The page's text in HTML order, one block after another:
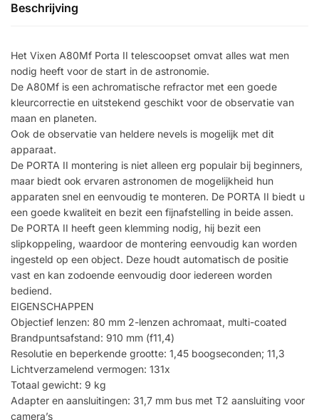
Beschrijving
Het Vixen A80Mf Porta II telescoopset omvat alles wat men
nodig heeft voor de start in de astronomie.
De A80Mf is een achromatische refractor met een goede
kleurcorrectie en uitstekend geschikt voor de observatie van
maan en planeten.
Ook de observatie van heldere nevels is mogelijk met dit
apparaat.
De PORTA II montering is niet alleen erg populair bij beginners,
maar biedt ook ervaren astronomen de mogelijkheid hun
apparaten snel en eenvoudig te monteren. De PORTA II biedt u
een goede kwaliteit en bezit een fijnafstelling in beide assen.
De PORTA II heeft geen klemming nodig, hij bezit een
slipkoppeling, waardoor de montering eenvoudig kan worden
ingesteld op een object. Deze houdt automatisch de positie
vast en kan zodoende eenvoudig door iedereen worden
bediend.
EIGENSCHAPPEN
Objectief lenzen: 80 mm 2-lenzen achromaat, multi-coated
Brandpuntsafstand: 910 mm (f11,4)
Resolutie en beperkende grootte: 1,45 boogseconden; 11,3
Lichtverzamelend vermogen: 131x
Totaal gewicht: 9 kg
Adapter en aansluitingen: 31,7 mm bus met T2 aansluiting voor
camera’s